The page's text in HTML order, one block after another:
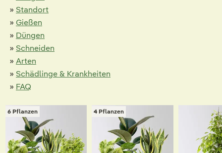
» Standort
» Gießen
» Düngen
» Schneiden
» Arten
» Schädlinge & Krankheiten
» FAQ
6 Pflanzen 4 Pflanzen